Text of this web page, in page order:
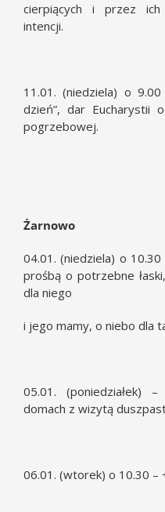
cierpiących i przez
intencji.
11.01. (niedziela) o
dzień”, dar Eucharystii
pogrzebowej.
Żarnowo
04.01. (niedziela) o
prośbą o potrzebne
dla niego
i jego mamy, o niebo dla
05.01. (poniedziałek)
domach z wizytą
06.01. (wtorek) o 10.30 –